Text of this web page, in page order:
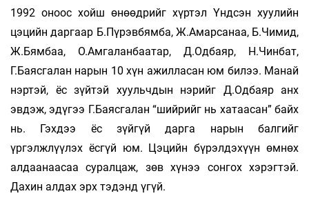
1992 оноос хойш өнөөдрийг хүртэл Үндсэн хуулийн
цэцийн даргаар Б.Пүрэвбямба, Ж.Амарсанаа, Б.Чимид,
Ж.Бямбаа, О.Амгаланбаатар, Д.Одбаяр, Н.Чинбат,
Г.Баясгалан нарын 10 хүн ажилласан юм билээ. Манай
нэртэй, ёс зүйтэй хуульчдын нэрийг Д.Одбаяр анх
эвдэж, эдүгээ Г.Баясгалан “шийрийг нь хатаасан” байх
нь. Гэхдээ ёс зүйгүй дарга нарын балгийг
үргэлжлүүлэх ёсгүй юм. Цэцийн бүрэлдэхүүн өмнөх
алдаанаасаа суралцаж, зөв хүнээ сонгох хэрэгтэй.
Дахин алдах эрх тэдэнд үгүй.